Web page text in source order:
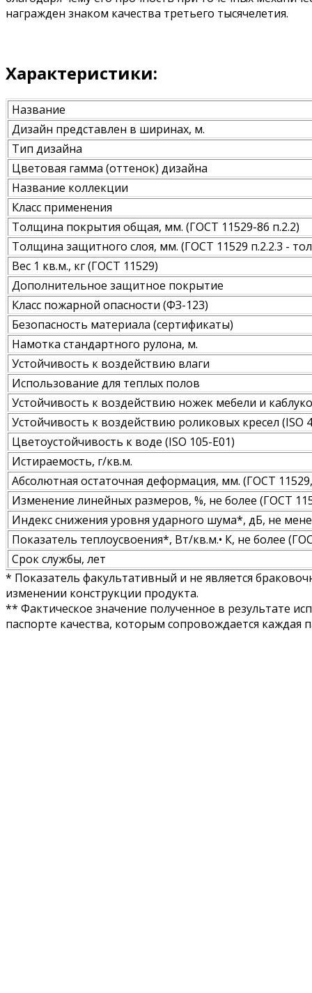
награжден знаком качества третьего тысячелетия.
Характеристики:
Название
Дизайн представлен в ширинах, м.
Тип дизайна
Цветовая гамма (оттенок) дизайна
Название коллекции
Класс применения
Толщина покрытия общая, мм. (ГОСТ 11529-86 п.2.2)
Толщина защитного слоя, мм. (ГОСТ 11529 п.2.2.3 -
Вес 1 кв.м., кг (ГОСТ 11529)
Дополнительное защитное покрытие
Класс пожарной опасности (ФЗ-123)
Безопасность материала (сертификаты)
Намотка стандартного рулона, м.
Устойчивость к воздействию влаги
Использование для теплых полов
Устойчивость к воздействию ножек мебели и
Устойчивость к воздействию роликовых кресел (ISO
Цветоустойчивость к воде (ISO 105-E01)
Истираемость, г/кв.м.
Абсолютная остаточная деформация, мм. (ГОСТ
Изменение линейных размеров, %, не более (ГОСТ
Индекс снижения уровня ударного шума*, дБ, не
Показатель теплоусвоения*, Вт/кв.м.• К, не более
Срок службы, лет
* Показатель факультативный и не является
изменении конструкции продукта.
** Фактическое значение полученное в результате
паспорте качества, которым сопровождается каждая